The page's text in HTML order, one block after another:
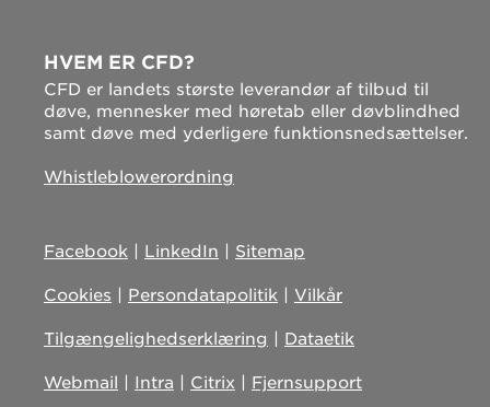
HVEM ER CFD?
CFD er landets største leverandør af tilbud til
døve, mennesker med høretab eller døvblindhed
samt døve med yderligere funktionsnedsættelser.
Whistleblowerordning
Facebook LinkedIn Sitemap
Cookies Persondatapolitik Vilkår
Tilgængelighedserklæring Dataetik
Webmail Intra Citrix Fjernsupport